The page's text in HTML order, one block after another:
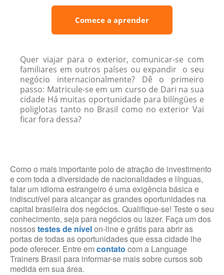
Comece a aprender
Quer viajar para o exterior, comunicar-se com
familiares em outros países ou expandir o seu
negócio internacionalmente? Dê o primeiro
passo: Matricule-se em um curso de Dari na sua
cidade Há muitas oportunidade para bilíngües e
poliglotas tanto no Brasil como no exterior Vai
ficar fora dessa?
Como o mais importante polo de atração de investimento
e com toda a diversidade de nacionalidades e línguas,
falar um idioma estrangeiro é uma exigência básica e
indiscutível para alcançar as grandes oportunidades na
capital brasileira dos negócios. Qualifique-se! Teste o seu
conhecimento, seja para negócios ou lazer. Faça um dos
nossostestes de nívelon-line e grátis para abrir as
portas de todas as oportunidades que essa cidade lhe
pode oferecer. Entre em contato com a Language
Trainers Brasil para informar-se mais sobre cursos sob
medida em sua área.